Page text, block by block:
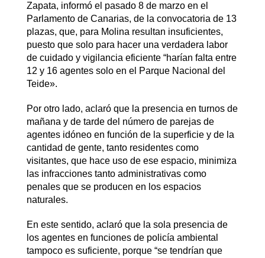
Zapata, informó el pasado 8 de marzo en el
Parlamento de Canarias, de la convocatoria de 13
plazas, que, para Molina resultan insuficientes,
puesto que solo para hacer una verdadera labor
de cuidado y vigilancia eficiente “harían falta entre
12 y 16 agentes solo en el Parque Nacional del
Teide».
Por otro lado, aclaró que la presencia en turnos de
mañana y de tarde del número de parejas de
agentes idóneo en función de la superficie y de la
cantidad de gente, tanto residentes como
visitantes, que hace uso de ese espacio, minimiza
las infracciones tanto administrativas como
penales que se producen en los espacios
naturales.
En este sentido, aclaró que la sola presencia de
los agentes en funciones de policía ambiental
tampoco es suficiente, porque “se tendrían que